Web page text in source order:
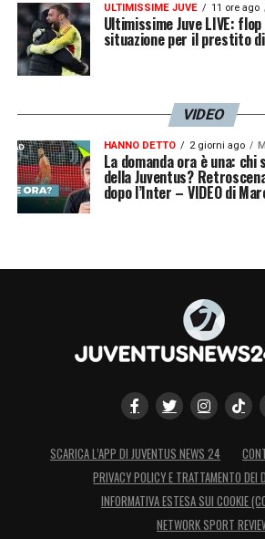
ULTIMISSIME JUVE 11 ore ago
Ultimissime Juve LIVE:
situazione per il prestito
VIDEO
HANNO DETTO 2 giorni ago
La domanda ora è una:
della Juventus?
dopo l’Inter – VIDEO di
SCARICA L’APP DI JUVENTUS NEWS 24
PRIVACY POLICY E TRATTAMENTO DEI
INFORMATIVA ESTESA SUI COOKIE
NETWORK SPORT